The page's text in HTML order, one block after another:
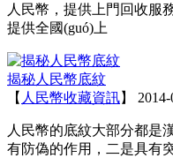
人民幣，提供上門回
提供全國(guó)上
揭秘人民幣底紋
【 人民幣收藏資訊】
人民幣的底紋大部分都是
有防偽的作用，二是具有突